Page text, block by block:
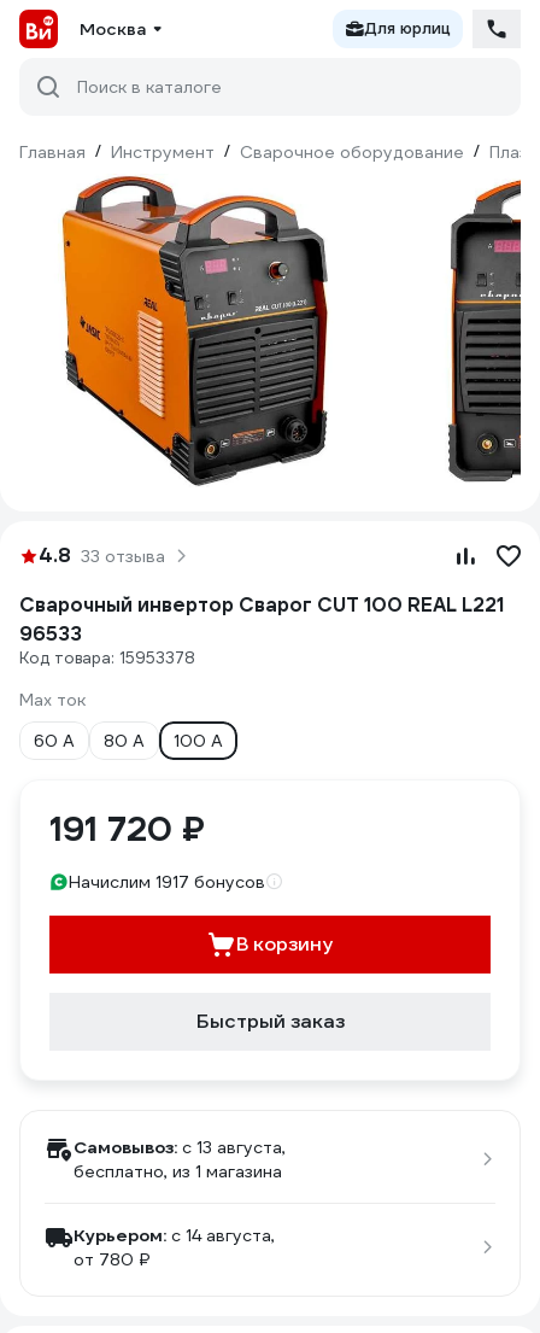
Москва Для юрлиц
Поиск в каталоге
Главная / Инструмент / Сварочное оборудование /
4.8 33 отзыва
Сварочный инвертор Сварог CUT 100 REAL L221
96533
Код товара: 15953378
Max ток
60 А
80 А 100 А
191 720 ₽
Начислим 1917 бонусов
В корзину
Быстрый заказ
Самовывоз: c 13 августа,
бесплатно, из 1 магазина
Курьером: c 14 августа,
от 780 ₽